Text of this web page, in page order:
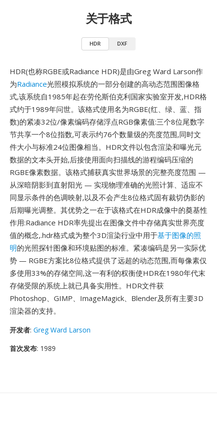
关于格式
HDR DXF
HDR(也称RGBE或Radiance HDR)是由Greg Ward Larson作
为Radiance光照模拟系统的一部分创建的高动态范围图像格
式,该系统自1985年起在劳伦斯伯克利国家实验室开发,HDR格
式约于1989年问世。该格式使用名为RGBE(红、绿、蓝、指
数)的紧凑32位/像素编码存储浮点RGB像素值:三个8位尾数字
节共享一个8位指数,可表示约76个数量级的亮度范围,同时文
件大小与标准24位图像相当。HDR文件以包含渲染和曝光元
数据的文本头开始,后接使用面向扫描线的游程编码压缩的
RGBE像素数据。该格式捕获真实世界场景的完整亮度范围 —
从深暗阴影到直射阳光 — 实现物理准确的光照计算、适应不
同显示条件的色调映射,以及不会产生8位格式固有裁切伪影的
后期曝光调整。其优势之一在于该格式在HDR成像中的奠基性
作用:Radiance HDR率先提出在图像文件中存储真实世界亮度
值的概念,.hdr格式成为整个3D渲染行业中用于基于图像的照
明的光照探针图像和环境贴图的标准。紧凑编码是另一实际优
势 — RGBE方案比8位格式提供了远超的动态范围,而每像素仅
多使用33%的存储空间,这一有利的权衡使HDR在1980年代末
存储受限的系统上就已具备实用性。HDR文件获
Photoshop、GIMP、ImageMagick、Blender及所有主要3D
渲染器的支持。
开发者: Greg Ward Larson
首次发布: 1989